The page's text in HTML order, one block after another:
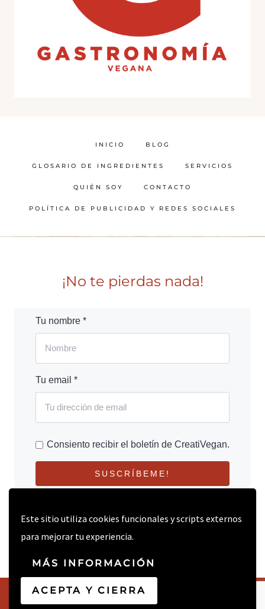
Este sitio utiliza cookies funcionales y scripts externos
para mejorar tu experiencia.
MÁS INFORMACIÓN
ACEPTA Y CIERRA
INICIO BLOG
GLOSARIO DE INGREDIENTES SERVICIOS
QUIÉN SOY CONTACTO
POLÍTICA DE PUBLICIDAD Y REDES SOCIALES
¡No te pierdas nada!
Tu nombre *
Tu email *
Consiento recibir el boletín de CreatiVegan.
SUSCRÍBEME!
© 2026 CREATIVEGAN.NET